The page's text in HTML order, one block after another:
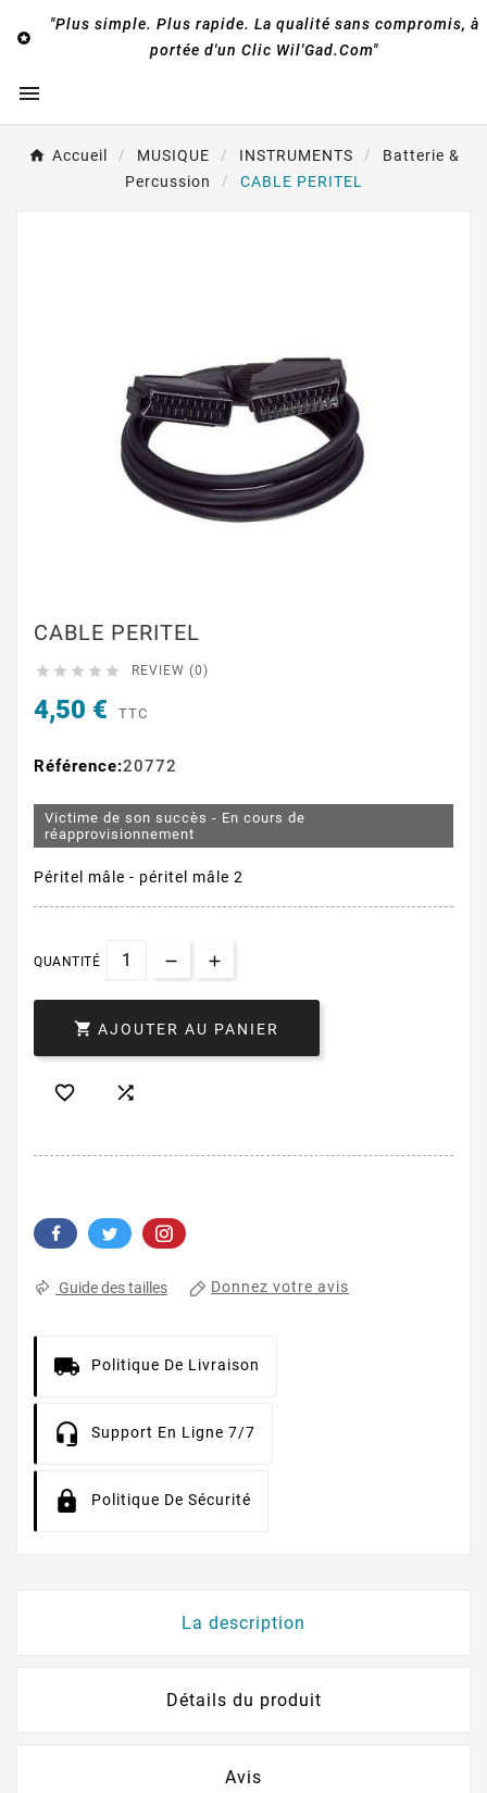

"Plus simple. Plus rapide. La qualité sans compromis, à
portée d'un Clic Wil'Gad.Com"

Accueil MUSIQUE INSTRUMENTS
Batterie &
Percussion
CABLE PERITEL
CABLE PERITEL
     REVIEW (0)
4,50 € TTC
Référence:20772
Victime de son succès - En cours de
réapprovisionnement
Péritel mâle - péritel mâle 2
QUANTITÉ
 AJOUTER AU PANIER
 
Guide des tailles Donnez votre avis
Politique De Livraison
Support En Ligne 7/7
Politique De Sécurité
La description
Détails du produit
Avis